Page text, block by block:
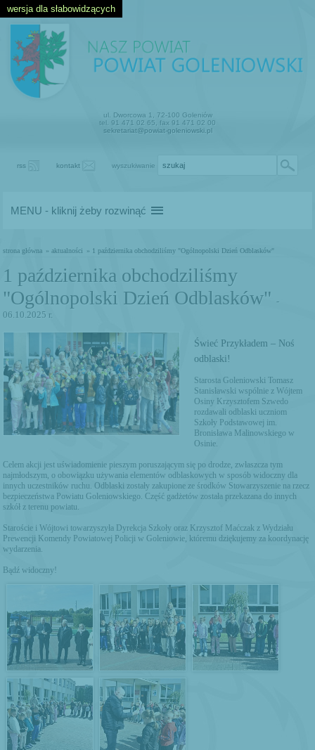
wersja dla słabowidzących
ul. Dworcowa 1, 72-100 Goleniów
tel. 91 471 02 65, fax 91 471 02 00
sekretariat@powiat-goleniowski.pl
rss kontakt wyszukiwanie
MENU - kliknij żeby rozwinąć
strona główna » aktualności » 1 października obchodziliśmy "Ogólnopolski Dzień Odblasków"
1 października obchodziliśmy
"Ogólnopolski Dzień Odblasków"-
06.10.2025 r.
Świeć Przykładem – Noś
odblaski!
Starosta Goleniowski Tomasz
Stanisławski wspólnie z Wójtem
Osiny Krzysztofem Szwedo
rozdawali odblaski uczniom
Szkoły Podstawowej im.
Bronisława Malinowskiego w
Osinie.
Celem akcji jest uświadomienie pieszym poruszającym się po drodze, zwłaszcza tym
najmłodszym, o obowiązku używania elementów odblaskowych w sposób widoczny dla
innych uczestników ruchu. Odblaski zostały zakupione ze środków Stowarzyszenie na rzecz
bezpieczeństwa Powiatu Goleniowskiego. Część gadżetów została przekazana do innych
szkół z terenu powiatu.
Staroście i Wójtowi towarzyszyła Dyrekcja Szkoły oraz Krzysztof Maćczak z Wydziału
Prewencji Komendy Powiatowej Policji w Goleniowie, któremu dziękujemy za koordynację
wydarzenia.
Bądź widoczny!